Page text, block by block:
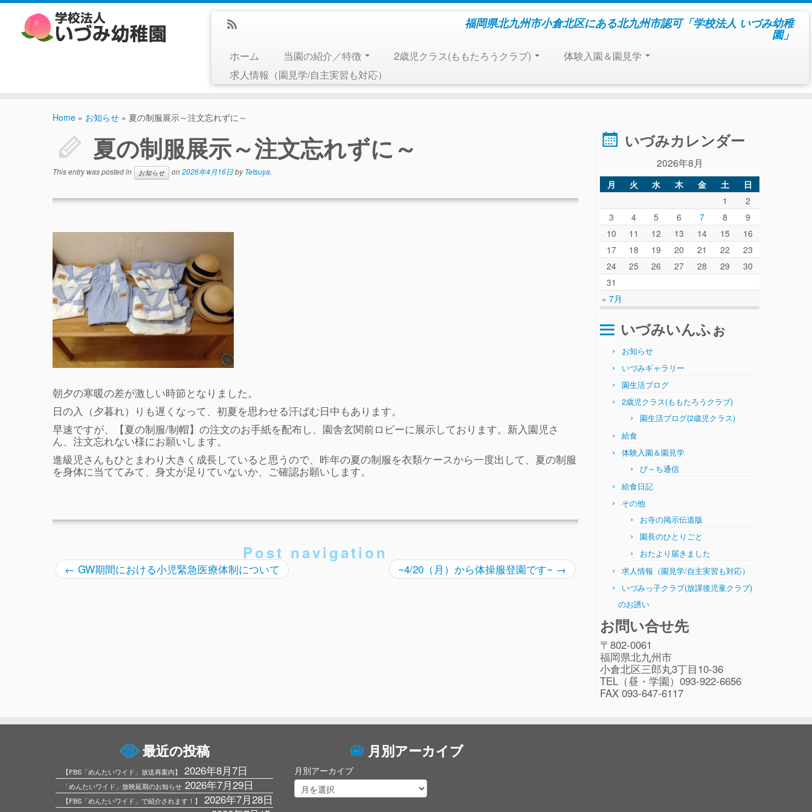
福岡県北九州市小倉北区にある北九州市認可「学校法人 いづみ幼稚
園」
ホーム 当園の紹介／特徴 2歳児クラス(ももたろうクラブ)
体験入園＆園見学
求人情報（園見学/自主実習も対応）
Home » お知らせ » 夏の制服展示～注文忘れずに～
夏の制服展示～注文忘れずに～
This entry was posted in お知らせ on2026年4月16日byTetsuya.
朝夕の寒暖の差が激しい時節となりました。
日の入（夕暮れ）りも遅くなって、初夏を思わせる汗ばむ日中もあります。
早速ですが、【夏の制服/制帽】の注文のお手紙を配布し、園舎玄関前ロビーに展示しております。新入園児さ
ん、注文忘れない様にお願いします。
進級児さんもひとまわり大きく成長していると思うので、昨年の夏の制服を衣類ケースから一度出して、夏の制服
を身体に当ててみて、身丈が足りていないか、ご確認お願いします。
Post navigation
← GW期間における小児緊急医療体制について ~4/20（月）から体操服登園です~ →
いづみカレンダー
2026年8月
月 火 水 木 金 土 日
« 7月
1
2
3
4 5 6 7 8
9
10
11 12 13 14 15
16
17
18 19 20 21 22
23
24
25 26 27 28 29
30
31
いづみいんふぉ
お知らせ
いづみギャラリー
園生活ブログ
2歳児クラス(ももたろうクラブ)
園生活ブログ(2歳児クラス)
給食
体験入園＆園見学
ぴ～ち通信
給食日記
その他
お寺の掲示伝道版
園長のひとりごと
おたより届きました
求人情報（園見学/自主実習も対応）
いづみっ子クラブ(放課後児童クラブ)
のお誘い
お問い合せ先
〒802-0061
福岡県北九州市
小倉北区三郎丸3丁目10-36
TEL（昼・学園）093-922-6656
FAX 093-647-6117
最近の投稿
【FBS「めんたいワイド」放送再案内】 2026年8月7日
「めんたいワイド」放映延期のお知らせ 2026年7月29日
【FBS「めんたいワイド」で紹介されます！】 2026年7月28日
月別アーカイブ
月別アーカイブ